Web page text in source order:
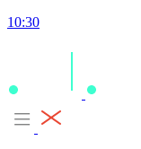
10:30